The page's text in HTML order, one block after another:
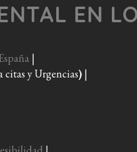
EN
|
citas y Urgencias)|